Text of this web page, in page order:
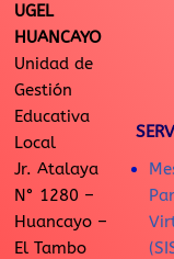
UGEL
HUANCAYO
Unidad de
Gestión
Educativa
Local
Jr. Atalaya
N° 1280 –
Huancayo –
El Tambo